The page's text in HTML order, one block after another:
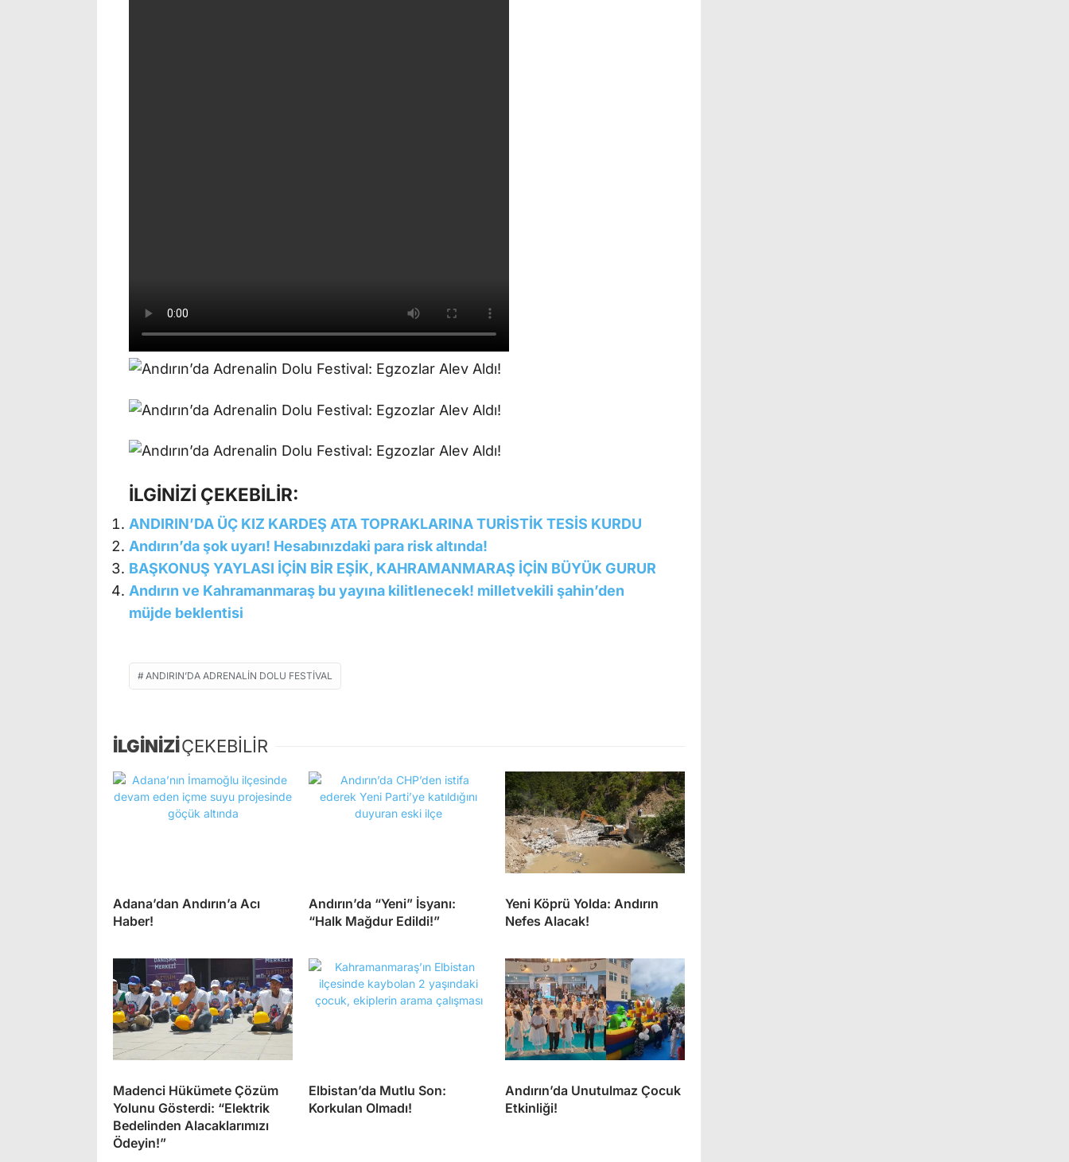
İLGİNİZİ ÇEKEBİLİR:
ANDIRIN’DA ÜÇ KIZ KARDEŞ ATA TOPRAKLARINA TURİSTİK TESİS KURDU
Andırın’da şok uyarı! Hesabınızdaki para risk altında!
BAŞKONUŞ YAYLASI İÇİN BİR EŞİK, KAHRAMANMARAŞ İÇİN BÜYÜK GURUR
Andırın ve Kahramanmaraş bu yayına kilitlenecek! milletvekili şahin’den
müjde beklentisi
ANDIRIN’DA ADRENALIN DOLU FESTIVAL
İLGİNİZİÇEKEBİLİR
Adana’dan Andırın’a Acı
Haber!
Andırın’da “Yeni” İsyanı:
“Halk Mağdur Edildi!”
Yeni Köprü Yolda: Andırın
Nefes Alacak!
Madenci Hükümete Çözüm
Yolunu Gösterdi: “Elektrik
Bedelinden Alacaklarımızı
Ödeyin!”
Elbistan’da Mutlu Son:
Korkulan Olmadı!
Andırın’da Unutulmaz Çocuk
Etkinliği!